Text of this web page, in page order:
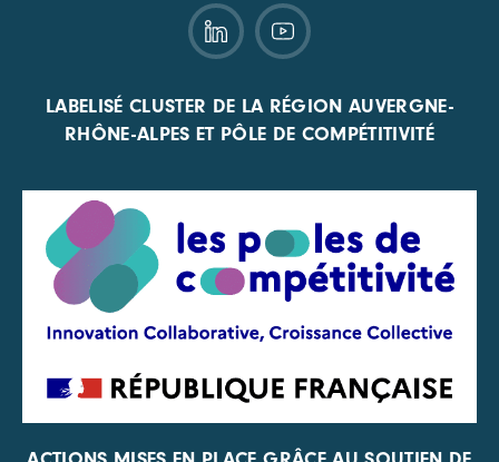
LABELISÉ CLUSTER DE LA RÉGION AUVERGNE-
RHÔNE-ALPES ET PÔLE DE COMPÉTITIVITÉ